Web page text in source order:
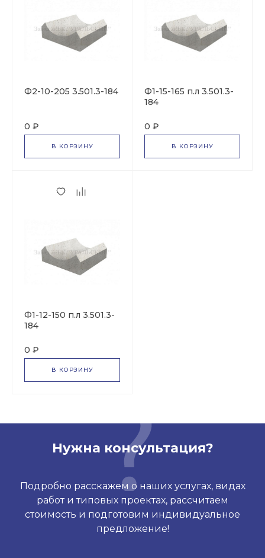
Ф2-10-205 3.501.3-184
0 ₽
В КОРЗИНУ
Ф1-15-165 п.л 3.501.3-
184
0 ₽
В КОРЗИНУ
Ф1-12-150 п.л 3.501.3-
184
0 ₽
В КОРЗИНУ
Нужна консультация?
Подробно расскажем о наших услугах, видах
работ и типовых проектах, рассчитаем
стоимость и подготовим индивидуальное
предложение!